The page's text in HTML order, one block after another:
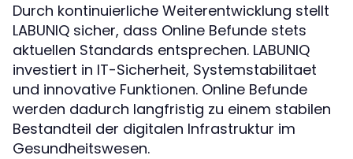
Durch kontinuierliche Weiterentwicklung stellt
LABUNIQ sicher, dass Online Befunde stets
aktuellen Standards entsprechen. LABUNIQ
investiert in IT-Sicherheit, Systemstabilitaet
und innovative Funktionen. Online Befunde
werden dadurch langfristig zu einem stabilen
Bestandteil der digitalen Infrastruktur im
Gesundheitswesen.